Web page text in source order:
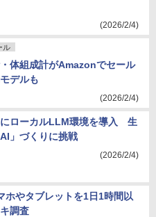
(2026/2/4)
ル
体組成計がAmazonでセール
デルも
(2026/2/4)
ローカルLLM環境を導入 生
」づくりに挑戦
(2026/2/4)
ホやタブレットを1日1時間以
調査